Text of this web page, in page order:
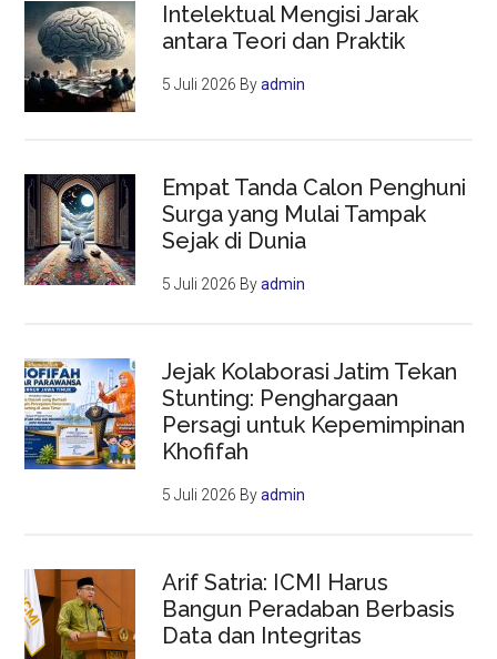
Intelektual Mengisi Jarak
antara Teori dan Praktik
5 Juli 2026 Byadmin
Empat Tanda Calon Penghuni
Surga yang Mulai Tampak
Sejak di Dunia
5 Juli 2026 Byadmin
Jejak Kolaborasi Jatim Tekan
Stunting: Penghargaan
Persagi untuk Kepemimpinan
Khofifah
5 Juli 2026 Byadmin
Arif Satria: ICMI Harus
Bangun Peradaban Berbasis
Data dan Integritas